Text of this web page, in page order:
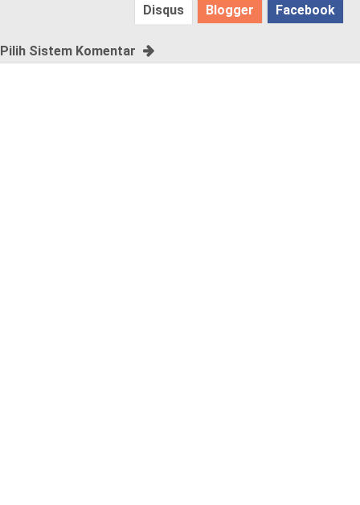
Facebook
Blogger
Disqus
Pilih Sistem Komentar